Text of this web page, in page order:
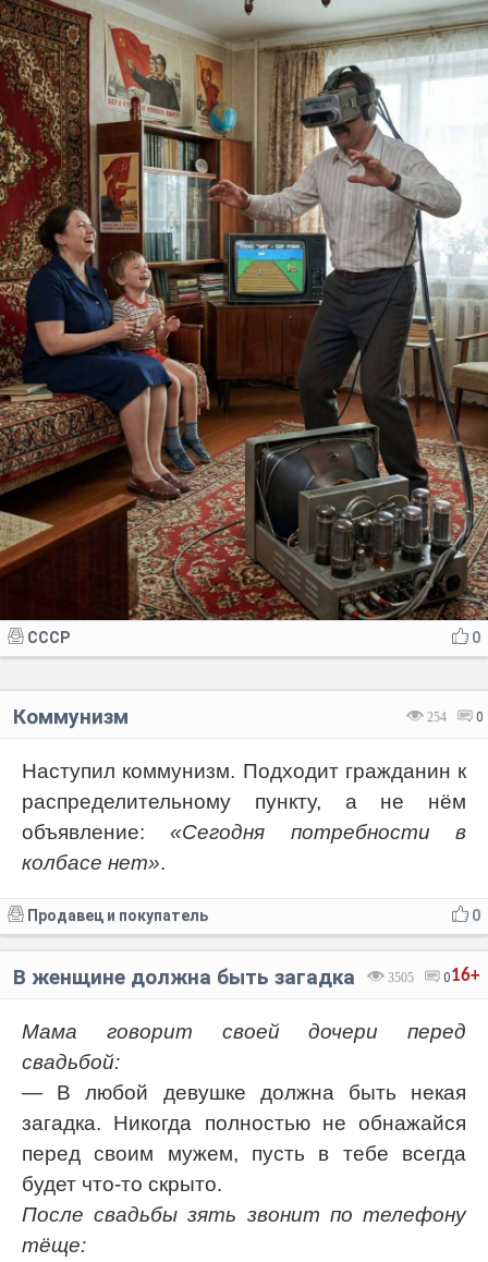
0
СССР
254 0
Коммунизм
Наступил коммунизм. Подходит гражданин к
распределительному пункту, а не нём
объявление:«Сегодня потребности в
колбасе нет».
0
Продавец и покупатель
16+
3505 0
В женщине должна быть загадка
Мама говорит своей дочери перед
свадьбой:
— В любой девушке должна быть некая
загадка. Никогда полностью не обнажайся
перед своим мужем, пусть в тебе всегда
будет что-то скрыто.
После свадьбы зять звонит по телефону
тёще: